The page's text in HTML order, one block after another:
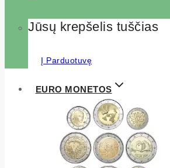
Jūsų krepšelis tuščias
Į Parduotuvę
EURO MONETOS